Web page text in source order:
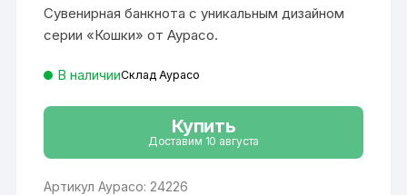
пользовател
я
Сувенирная банкнота с уникальным дизайном
серии «Кошки» от Аурасо.
В наличииСклад Аурасо
Купить
Доставим 10 августа
Артикул Аурасо: 24226